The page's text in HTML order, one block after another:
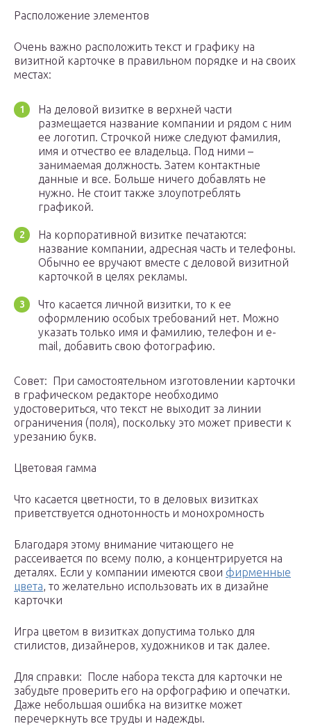
Расположение элементов
Очень важно расположить текст и графику на
визитной карточке в правильном порядке и на своих
местах:
На деловой визитке в верхней части
размещается название компании и рядом с ним
ее логотип. Строчкой ниже следуют фамилия,
имя и отчество ее владельца. Под ними –
занимаемая должность. Затем контактные
данные и все. Больше ничего добавлять не
нужно. Не стоит также злоупотреблять
графикой.
На корпоративной визитке печатаются:
название компании, адресная часть и телефоны.
Обычно ее вручают вместе с деловой визитной
карточкой в целях рекламы.
Что касается личной визитки, то к ее
оформлению особых требований нет. Можно
указать только имя и фамилию, телефон и e-
mail, добавить свою фотографию.
Совет: При самостоятельном изготовлении карточки
в графическом редакторе необходимо
удостовериться, что текст не выходит за линии
ограничения (поля), поскольку это может привести к
урезанию букв.
Цветовая гамма
Что касается цветности, то в деловых визитках
приветствуется однотонность и монохромность
Благодаря этому внимание читающего не
рассеивается по всему полю, а концентрируется на
деталях. Если у компании имеются свои фирменные
цвета, то желательно использовать их в дизайне
карточки
Игра цветом в визитках допустима только для
стилистов, дизайнеров, художников и так далее.
Для справки: После набора текста для карточки не
забудьте проверить его на орфографию и опечатки.
Даже небольшая ошибка на визитке может
перечеркнуть все труды и надежды.